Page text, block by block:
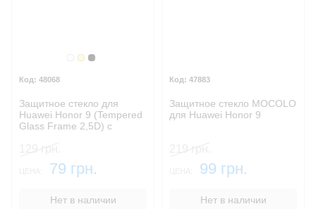
Белый
Золотой
Черный
48068
Защитное стекло для
Huawei Honor 9 (Tempered
Glass Frame 2,5D) с
79 грн.
Нет в наличии
47883
Защитное стекло MOCOLO
для Huawei Honor 9
99 грн.
Нет в наличии